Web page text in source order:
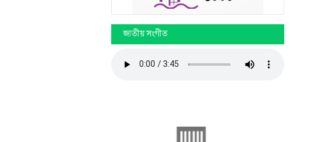
জাতীয় সংগীত